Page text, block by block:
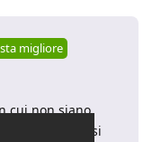
migliore
cui non siano
risolversi